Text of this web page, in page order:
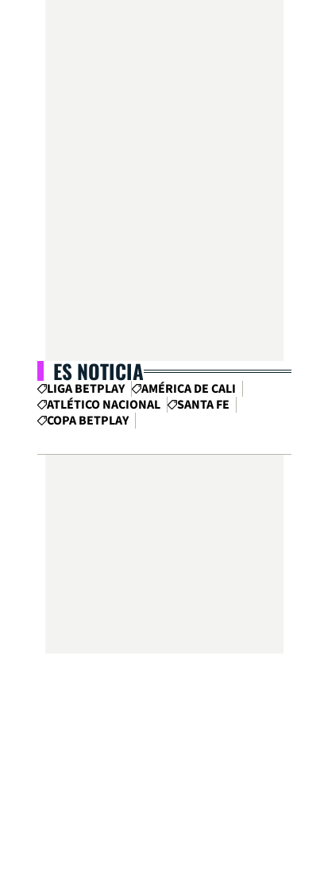
ES NOTICIA
LIGA BETPLAY
AMÉRICA DE CALI
ATLÉTICO NACIONAL
SANTA FE
COPA BETPLAY